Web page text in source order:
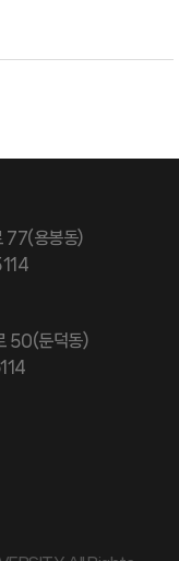
77(용봉동)
50(둔덕동)